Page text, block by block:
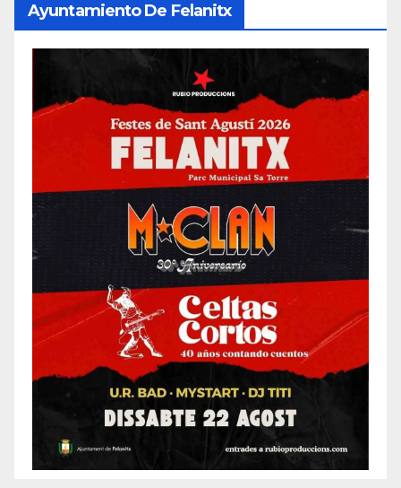
Ayuntamiento De Felanitx